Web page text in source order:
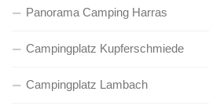
Panorama Camping Harras
Campingplatz Kupferschmiede
Campingplatz Lambach